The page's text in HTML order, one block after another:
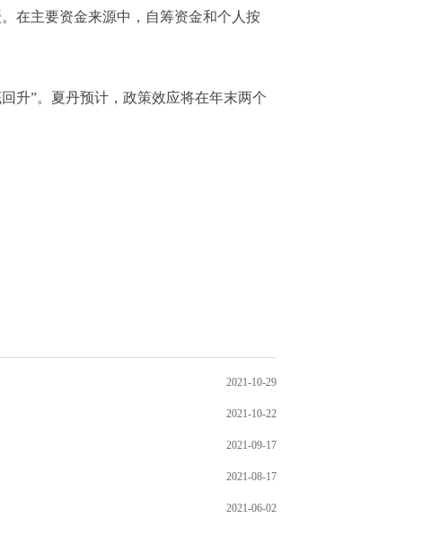
在主要资金来源中，自筹资金和个人按
升”。夏丹预计，政策效应将在年末两个
2021-10-29
2021-10-22
2021-09-17
2021-08-17
2021-06-02